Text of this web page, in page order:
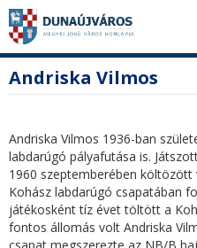
Ugrás
tartalomhoz
Ugrás
navigációhoz
Ugrás
kereséshez
a
honlapon
tartalom
Andriska Vilmos
Andriska Vilmos 1936-ban
labdarúgó pályafutása is.
1960 szeptemberében
Kohász labdarúgó csapatában
játékosként tíz évet töltött a
fontos állomás volt Andriska